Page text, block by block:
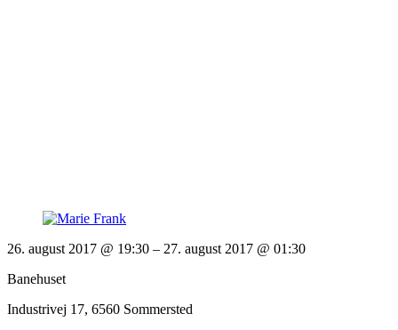
26. august 2017 @ 19:30 – 27. august 2017 @ 01:30
Banehuset
Industrivej 17, 6560 Sommersted